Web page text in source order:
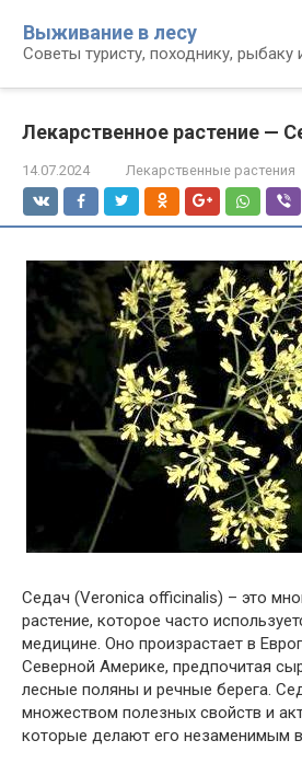
контенту
Выживание в лесу
Советы туристу, походнику, рыбаку
Лекарственное растение —
14.07.2024 Лекарственные растения
Седач (Veronica officinalis) – это
растение, которое часто
медицине. Оно произрастает в
Северной Америке, предпочитая
лесные поляны и речные берега.
множеством полезных свойств и
которые делают его незаменимым